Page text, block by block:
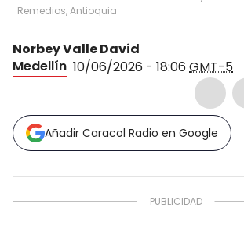
Remedios, Antioquia
Norbey Valle David
Medellín 10/06/2026 - 18:06 GMT-5
Añadir Caracol Radio en Google